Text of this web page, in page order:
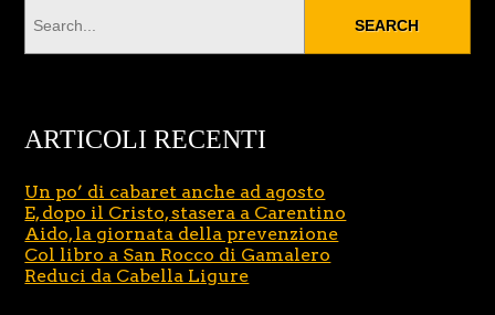
ARTICOLI RECENTI
Un po’ di cabaret anche ad agosto
E, dopo il Cristo, stasera a Carentino
Aido, la giornata della prevenzione
Col libro a San Rocco di Gamalero
Reduci da Cabella Ligure